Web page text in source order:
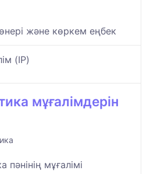
және көркем еңбек
(IP)
мұғалімдерін
мұғалімі